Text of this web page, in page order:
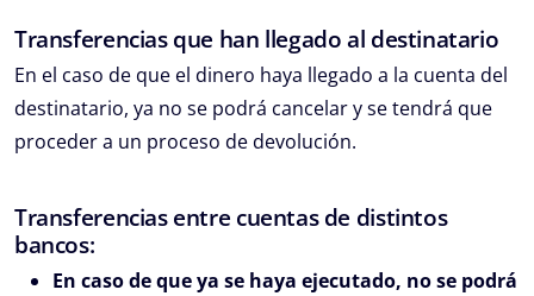
Transferencias que han llegado al destinatario
En el caso de que el dinero haya llegado a la cuenta del
destinatario, ya no se podrá cancelar y se tendrá que
proceder a un proceso de devolución.
Transferencias entre cuentas de distintos
bancos:
En caso de que ya se haya ejecutado, no se podrá